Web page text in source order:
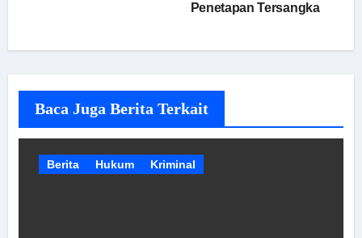
Penetapan Tersangka
Baca Juga Berita Terkait
Berita Hukum Kriminal